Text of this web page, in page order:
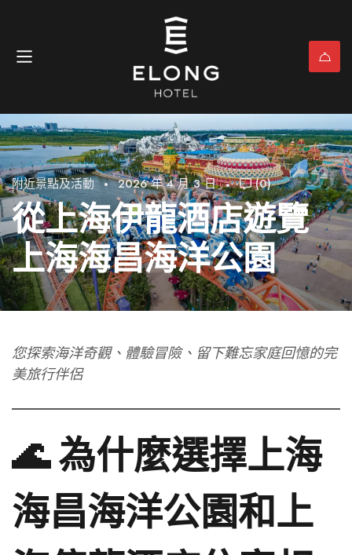
附近景點及活動 2026 年 4 月 3 日 (0)
從上海伊龍酒店遊覽
上海海昌海洋公園
您探索海洋奇觀、體驗冒險、留下難忘家庭回憶的完
美旅行伴侶
🌊 為什麼選擇上海
海昌海洋公園和上